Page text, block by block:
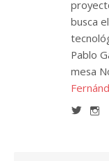
busca
Pablo
mesa